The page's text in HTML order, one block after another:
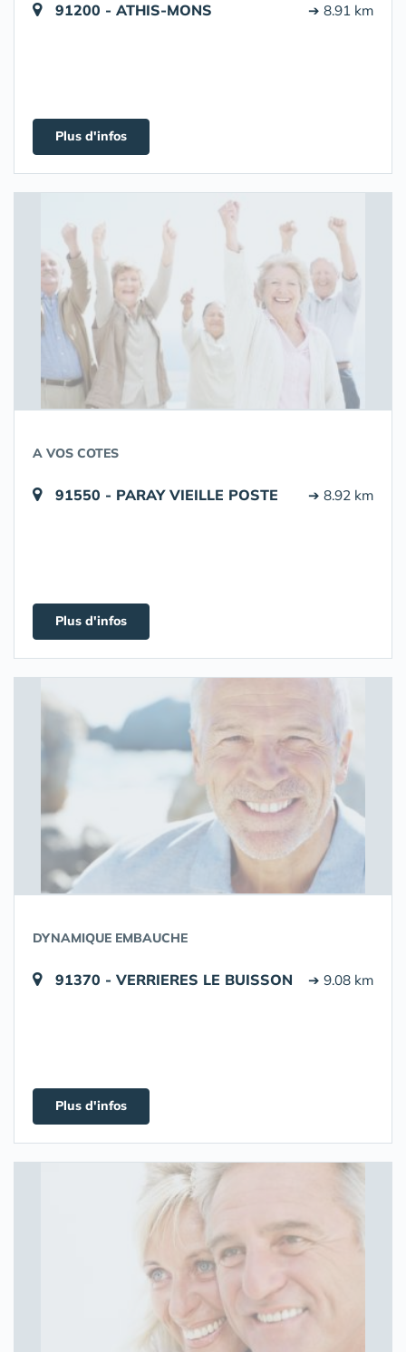
91200 - ATHIS-MONS ➔ 8.91 km
Plus d'infos
A VOS COTES
91550 - PARAY VIEILLE POSTE ➔ 8.92 km
Plus d'infos
DYNAMIQUE EMBAUCHE
91370 - VERRIERES LE BUISSON ➔ 9.08 km
Plus d'infos